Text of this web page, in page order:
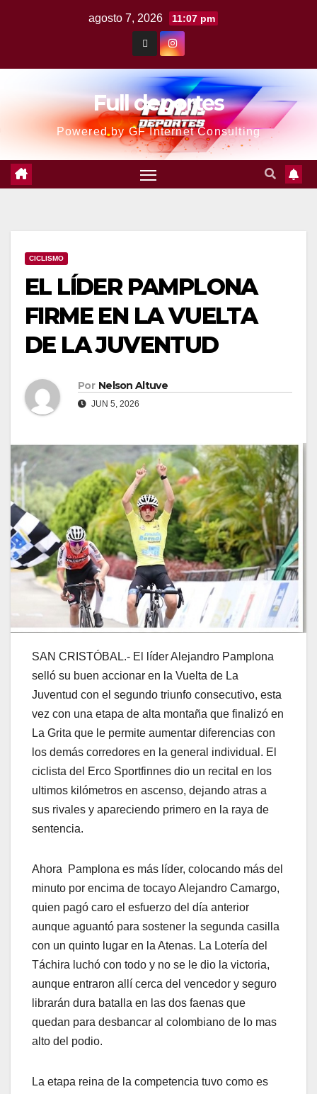
agosto 7, 2026 11:07 pm
Full deportes
Powered by GF Internet Consulting
CICLISMO
EL LÍDER PAMPLONA
FIRME EN LA VUELTA
DE LA JUVENTUD
Por Nelson Altuve
JUN 5, 2026
SAN CRISTÓBAL.- El líder Alejandro Pamplona
selló su buen accionar en la Vuelta de La
Juventud con el segundo triunfo consecutivo, esta
vez con una etapa de alta montaña que finalizó en
La Grita que le permite aumentar diferencias con
los demás corredores en la general individual. El
ciclista del Erco Sportfinnes dio un recital en los
ultimos kilómetros en ascenso, dejando atras a
sus rivales y apareciendo primero en la raya de
sentencia.
Ahora Pamplona es más líder, colocando más del
minuto por encima de tocayo Alejandro Camargo,
quien pagó caro el esfuerzo del día anterior
aunque aguantó para sostener la segunda casilla
con un quinto lugar en la Atenas. La Lotería del
Táchira luchó con todo y no se le dio la victoria,
aunque entraron allí cerca del vencedor y seguro
librarán dura batalla en las dos faenas que
quedan para desbancar al colombiano de lo mas
alto del podio.
La etapa reina de la competencia tuvo como es